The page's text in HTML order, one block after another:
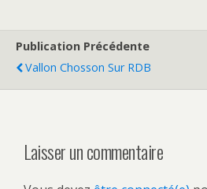
Publication Précédente
Vallon Chosson Sur RDB
Laisser un commentaire